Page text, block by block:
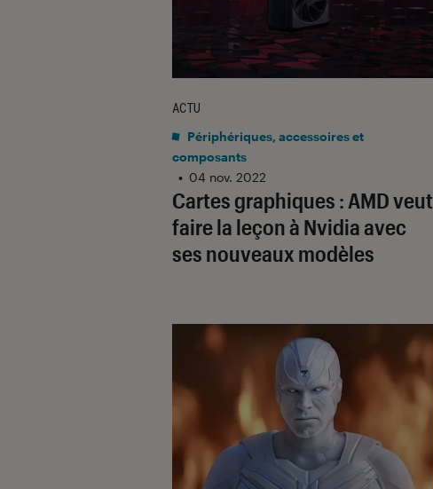
Cartes graphiques : AMD veut
faire la leçon à Nvidia avec
ses nouveaux modèles
ACTU
Périphériques, accessoires et
composants
• 04 nov. 2022